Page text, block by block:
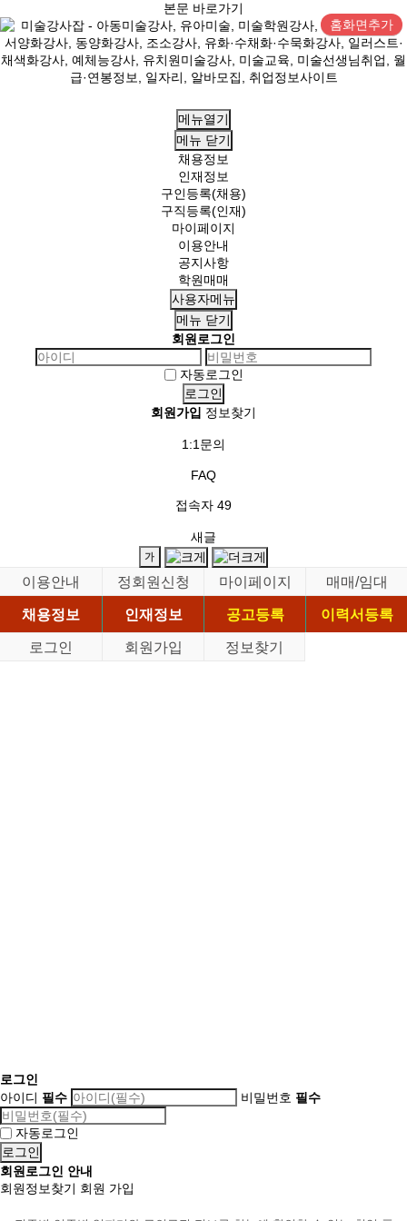
본문 바로가기
홈화면추가
메뉴열기
메뉴 닫기
채용정보
인재정보
구인등록(채용)
구직등록(인재)
마이페이지
이용안내
공지사항
학원매매
사용자메뉴
메뉴 닫기
회원로그인
자동로그인
회원가입 정보찾기
1:1문의
FAQ
접속자 49
새글
이용안내 정회원신청 마이페이지
매매/임대
채용정보
인재정보 공고등록
이력서등록
로그인
회원가입 정보찾기
로그인
아이디 필수 비밀번호 필수
자동로그인
회원로그인 안내
회원정보찾기 회원 가입